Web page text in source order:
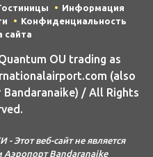
Информация
Конфиденциальность
сайта
OU trading as
(also
/ All Rights
веб-сайт не является
Bandaranaike